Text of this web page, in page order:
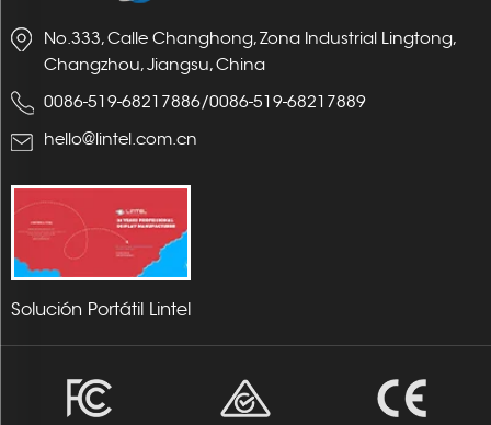
No.333, Calle Changhong, Zona Industrial Lingtong,
Changzhou, Jiangsu, China
0086-519-68217886/0086-519-68217889
hello@lintel.com.cn
Solución Portátil Lintel